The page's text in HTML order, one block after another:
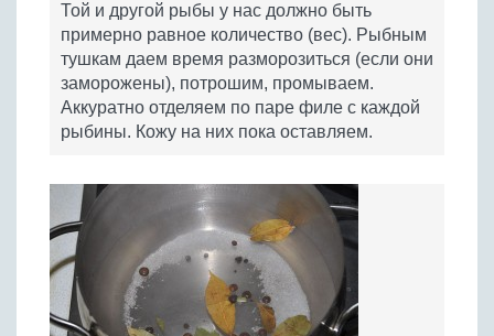
Той и другой рыбы у нас должно быть
примерно равное количество (вес). Рыбным
тушкам даем время разморозиться (если они
заморожены), потрошим, промываем.
Аккуратно отделяем по паре филе с каждой
рыбины. Кожу на них пока оставляем.